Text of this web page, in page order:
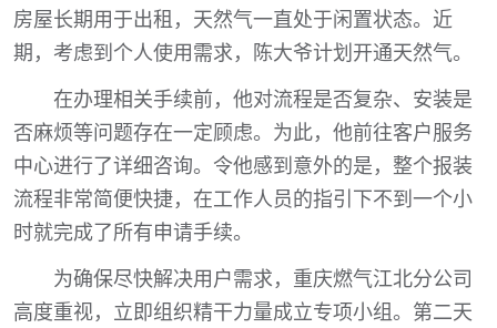
房屋长期用于出租，天然气一直处于闲置状态。近
期，考虑到个人使用需求，陈大爷计划开通天然气。
在办理相关手续前，他对流程是否复杂、安装是
否麻烦等问题存在一定顾虑。为此，他前往客户服务
中心进行了详细咨询。令他感到意外的是，整个报装
流程非常简便快捷，在工作人员的指引下不到一个小
时就完成了所有申请手续。
为确保尽快解决用户需求，重庆燃气江北分公司
高度重视，立即组织精干力量成立专项小组。第二天